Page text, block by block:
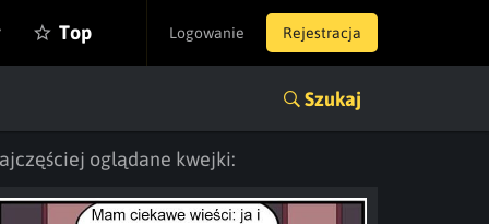
Logowanie Rejestracja
Top
Szukaj
oglądane kwejki: